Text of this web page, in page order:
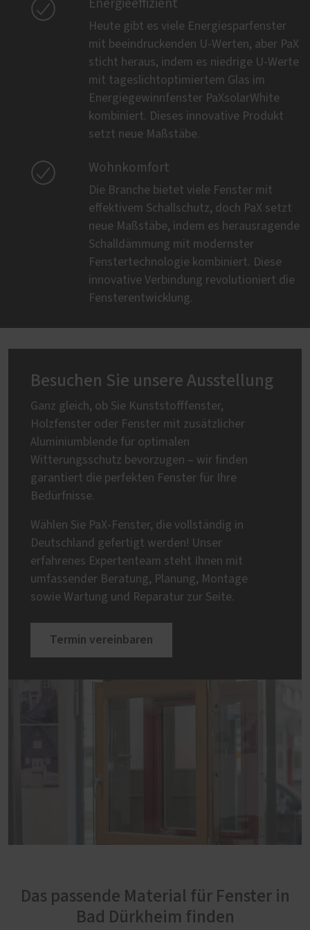
 Energieeffizient
Heute gibt es viele Energiesparfenster
mit beeindruckenden U-Werten, aber PaX
sticht heraus, indem es niedrige U-Werte
mit tageslichtoptimiertem Glas im
Energiegewinnfenster PaXsolarWhite
kombiniert. Dieses innovative Produkt
setzt neue Maßstäbe.
 Wohnkomfort
Die Branche bietet viele Fenster mit
effektivem Schallschutz, doch PaX setzt
neue Maßstäbe, indem es herausragende
Schalldämmung mit modernster
Fenstertechnologie kombiniert. Diese
innovative Verbindung revolutioniert die
Fensterentwicklung.
Besuchen Sie unsere Ausstellung
Ganz gleich, ob Sie Kunststofffenster,
Holzfenster oder Fenster mit zusätzlicher
Aluminiumblende für optimalen
Witterungsschutz bevorzugen – wir finden
garantiert die perfekten Fenster für Ihre
Bedürfnisse.
Wählen Sie PaX-Fenster, die vollständig in
Deutschland gefertigt werden! Unser
erfahrenes Expertenteam steht Ihnen mit
umfassender Beratung, Planung, Montage
sowie Wartung und Reparatur zur Seite.
Termin vereinbaren
Das passende Material für Fenster in
Bad Dürkheim finden